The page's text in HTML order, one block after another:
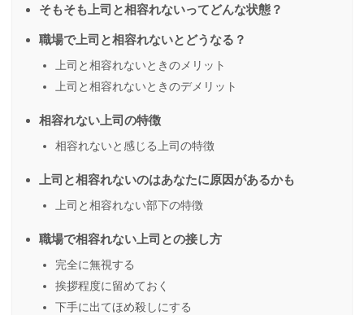
そもそも上司と相容れないってどんな状態？
職場で上司と相容れないとどうなる？
上司と相容れないときのメリット
上司と相容れないときのデメリット
相容れない上司の特徴
相容れないと感じる上司の特徴
上司と相容れないのはあなたに原因があるかも
上司と相容れない部下の特徴
職場で相容れない上司との接し方
完全に無視する
挨拶程度に留めておく
下手に出てほめ殺しにする